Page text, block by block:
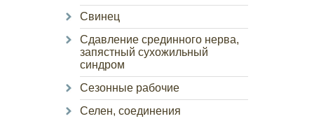
Свинец
Сдавление срединного нерва,
запястный сухожильный
синдром
Сезонные рабочие
Селен, соединения